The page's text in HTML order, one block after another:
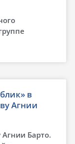
в
Агнии
Агнии Барто.